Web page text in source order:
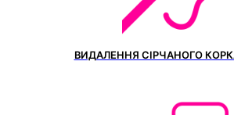
ВИДАЛЕННЯ СІРЧАНОГО